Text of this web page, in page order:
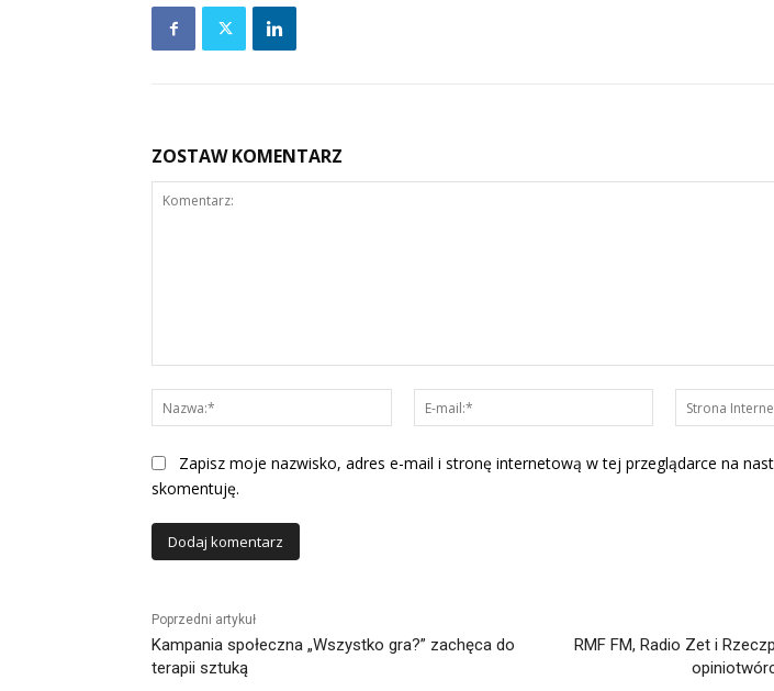
ZOSTAW KOMENTARZ
Nazwa:*
mail:*
Zapisz moje nazwisko, adres e-mail i stronę internetową w tej przeglądarce na
skomentuję.
Poprzedni artykuł
Kampania społeczna „Wszystko gra?” zachęca do
terapii sztuką
RMF FM, Radio Zet i